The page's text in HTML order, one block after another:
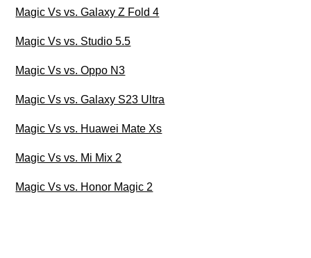
Magic Vs vs. Galaxy Z Fold 4
Magic Vs vs. Studio 5.5
Magic Vs vs. Oppo N3
Magic Vs vs. Galaxy S23 Ultra
Magic Vs vs. Huawei Mate Xs
Magic Vs vs. Mi Mix 2
Magic Vs vs. Honor Magic 2